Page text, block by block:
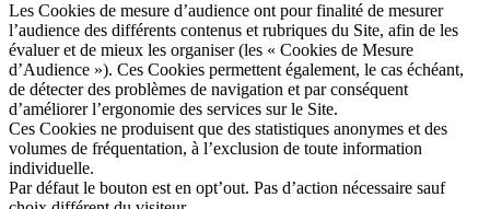
Les Cookies de mesure d’audience ont pour finalité de mesurer
l’audience des différents contenus et rubriques du Site, afin de les
évaluer et de mieux les organiser (les « Cookies de Mesure
d’Audience »). Ces Cookies permettent également, le cas échéant,
de détecter des problèmes de navigation et par conséquent
d’améliorer l’ergonomie des services sur le Site.
Ces Cookies ne produisent que des statistiques anonymes et des
volumes de fréquentation, à l’exclusion de toute information
individuelle.
Par défaut le bouton est en opt’out. Pas d’action nécessaire sauf